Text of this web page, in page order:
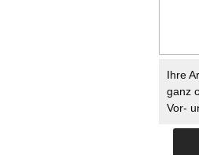
Ihre
ganz
Vor-